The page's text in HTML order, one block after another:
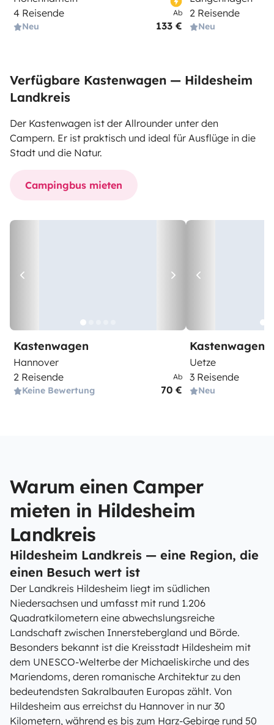
4 Reisende
Neu
Ab
133 €
2 Reisende
Neu
Verfügbare Kastenwagen — Hildesheim
Landkreis
Der Kastenwagen ist der Allrounder unter den
Campern. Er ist praktisch und ideal für Ausflüge in die
Stadt und die Natur.
Campingbus mieten
Kastenwagen
Hannover
2 Reisende
Keine Bewertung
Ab
70 €
Kastenwagen
Uetze
3 Reisende
Neu
Warum einen Camper
mieten in Hildesheim
Landkreis
Hildesheim Landkreis — eine Region, die
einen Besuch wert ist
Der Landkreis Hildesheim liegt im südlichen
Niedersachsen und umfasst mit rund 1.206
Quadratkilometern eine abwechslungsreiche
Landschaft zwischen Innerstebergland und Börde.
Besonders bekannt ist die Kreisstadt Hildesheim mit
dem UNESCO-Welterbe der Michaeliskirche und des
Mariendoms, deren romanische Architektur zu den
bedeutendsten Sakralbauten Europas zählt. Von
Hildesheim aus erreichst du Hannover in nur 30
Kilometern, während es bis zum Harz-Gebirge rund 50